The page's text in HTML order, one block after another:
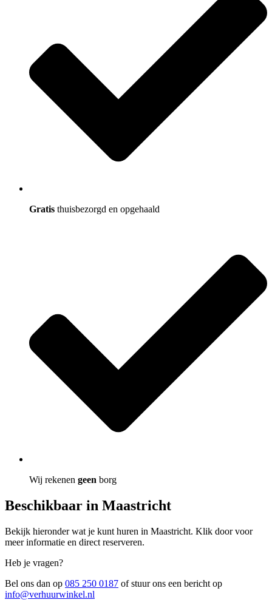
Gratis thuisbezorgd en opgehaald
Wij rekenen geen borg
Beschikbaar in Maastricht
Bekijk hieronder wat je kunt huren in Maastricht. Klik door voor
meer informatie en direct reserveren.
Heb je vragen?
Bel ons dan op 085 250 0187 of stuur ons een bericht op
info@verhuurwinkel.nl